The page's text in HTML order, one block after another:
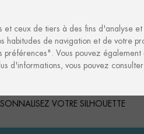
VOTRE SILHOUETTE
et ceux de tiers à des fins d'analyse
habitudes de navigation et de votre
Vous pouvez
d'informations, vous pouvez